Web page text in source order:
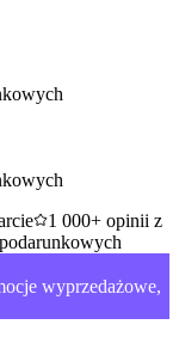
1 000+ opinii z
wyprzedażowe,